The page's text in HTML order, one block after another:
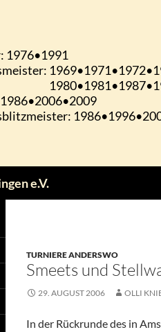
e.V.
TURNIERE ANDERSWO
Smeets und
29. AUGUST 2006 OLLI
In der Rückrunde des in